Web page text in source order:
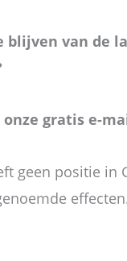
blijven van de
gratis e-
geen positie in